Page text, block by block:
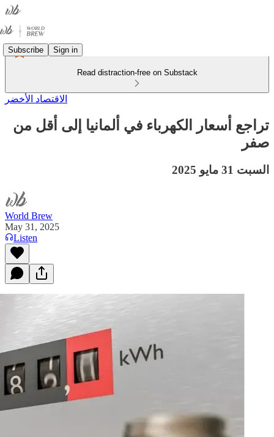
Subscribe Sign in
Read distraction-free on Substack
الاقتصاد الأخضر
تراجع أسعار الكهرباء في ألمانيا إلى أقل من
صفر
السبت 31 مايو 2025
World Brew
May 31, 2025
Listen